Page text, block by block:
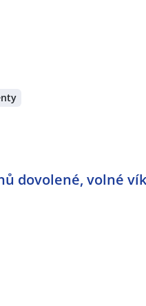
dovolené, volné